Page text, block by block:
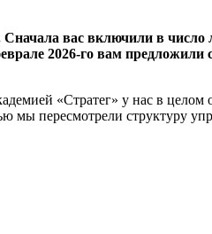
вас включили в
2026-го вам предложили
«Стратег» у нас в
пересмотрели структуру